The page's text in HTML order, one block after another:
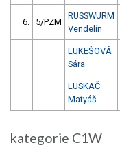
6. 5/PZM
RUSSWURM
Vendelín
LUKEŠOVÁ
Sára
LUSKAČ
Matyáš
kategorie C1W